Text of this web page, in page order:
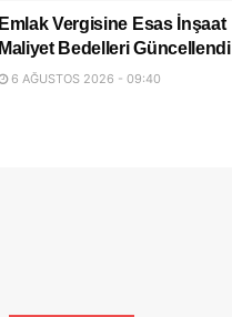
Emlak Vergisine Esas İnşaat
Maliyet Bedelleri Güncellendi
6 AĞUSTOS 2026 - 09:40